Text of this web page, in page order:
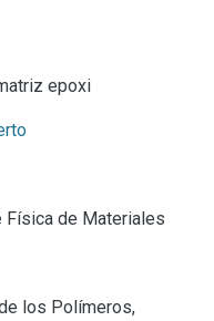
epoxi
Física de Materiales
los Polímeros,